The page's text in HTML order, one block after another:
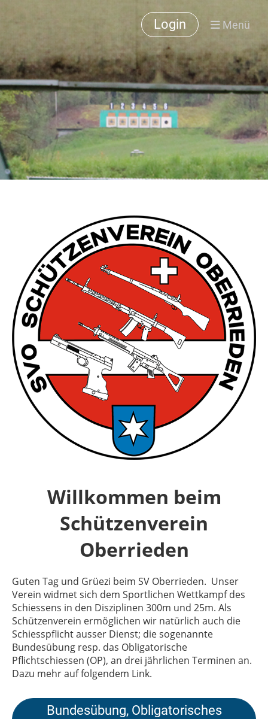
Login Menü
Willkommen beim
Schützenverein
Oberrieden
Guten Tag und Grüezi beim SV Oberrieden. Unser
Verein widmet sich dem Sportlichen Wettkampf des
Schiessens in den Disziplinen 300m und 25m. Als
Schützenverein ermöglichen wir natürlich auch die
Schiesspflicht ausser Dienst; die sogenannte
Bundesübung resp. das Obligatorische
Pflichtschiessen (OP), an drei jährlichen Terminen an.
Dazu mehr auf folgendem Link.
Bundesübung, Obligatorisches